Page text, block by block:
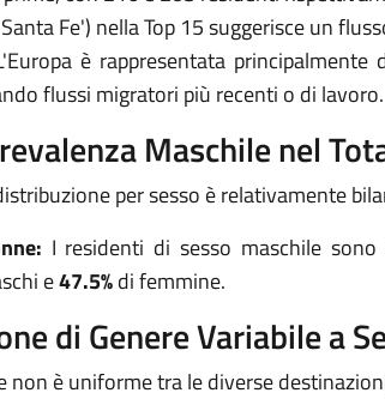
Fe') nella Top 15 suggerisce un
è rappresentata principalmente
flussi migratori più recenti o di lavoro.
Maschile nel
per sesso è relativamente
I residenti di sesso maschile sono
e47.5%di femmine.
di Genere Variabile a
non è uniforme tra le diverse